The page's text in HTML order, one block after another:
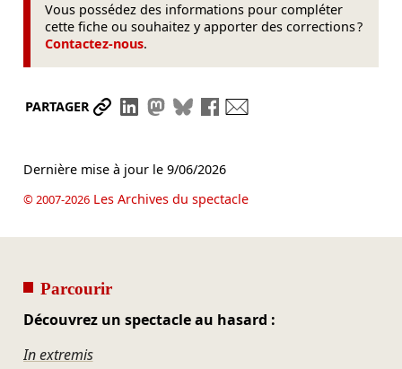
Vous possédez des informations pour compléter
cette fiche ou souhaitez y apporter des corrections ?
Contactez-nous.
PARTAGER Partager le lien
Partager sur LinkedIn
Partager sur Mastodon
Partager sur Bluesky
Partager sur Facebook
Dernière mise à jour le 9/06/2026
© 2007-2026Les Archives du spectacle
Parcourir
Découvrez un spectacle au hasard :
In extremis